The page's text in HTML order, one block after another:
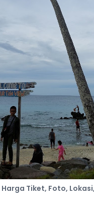
Tiket, Foto,